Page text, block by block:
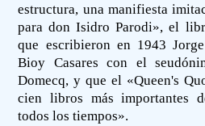
estructura, una manifiesta
para don Isidro Parodi», el
que escribieron en 1943
Bioy Casares con el
Domecq, y que el «Queen's
cien libros más importantes
todos los tiempos».